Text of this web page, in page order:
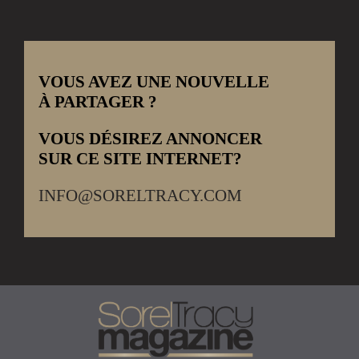
VOUS AVEZ UNE NOUVELLE
À PARTAGER ?
VOUS DÉSIREZ ANNONCER
SUR CE SITE INTERNET?
INFO@SORELTRACY.COM